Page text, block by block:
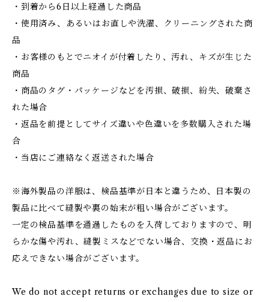
・到着から6日以上経過した商品
・使用済み、あるいはお直しや洗濯、クリーニングされた商
品
・お客様のもとでニオイが付着したり、汚れ、キズが生じた
商品
・商品のタグ・パッケージなどを汚損、破損、紛失、破棄さ
れた場合
・返品を前提としてサイズ違いや色違いを多数購入された場
合
・当店にご連絡なく返送された場合
※海外製品の洋服は、検品基準が日本と違うため、日本製の
製品に比べて縫製や裏の始末が粗い場合がございます。
一定の検品基準を通過したものを入荷しておりますので、明
らかな傷や汚れ、縫製ミスなどでない場合、交換・返品にお
応えできない場合がございます。
We do not accept returns or exchanges due to size or